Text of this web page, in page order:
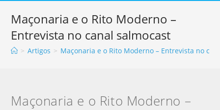
Maçonaria e o Rito Moderno –
Entrevista no canal salmocast
> Artigos > Maçonaria e o Rito Moderno – Entrevista no
Maçonaria e o Rito Moderno –